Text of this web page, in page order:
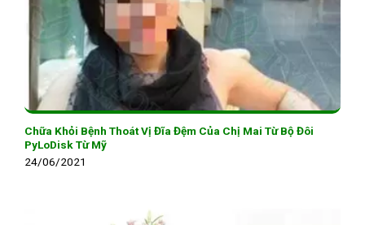
Chữa Khỏi Bệnh Thoát Vị Đĩa Đệm Của Chị Mai Từ Bộ Đôi
PyLoDisk Từ Mỹ
24/06/2021